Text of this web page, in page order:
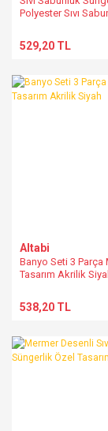
Polyester Sıvı
529,20 TL
Altabi
Banyo Seti 3 Parça
Tasarım Akrilik
538,20 TL